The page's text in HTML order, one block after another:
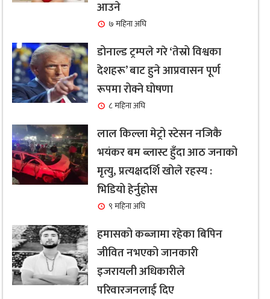
आउने
७ महिना अघि
डोनाल्ड ट्रम्पले गरे ‘तेस्रो विश्वका
देशहरू’ बाट हुने आप्रवासन पूर्ण
रूपमा रोक्ने घोषणा
८ महिना अघि
लाल किल्ला मेट्रो स्टेसन नजिकै
भयंकर बम ब्लास्ट हुँदा आठ जनाको
मृत्यु, प्रत्यक्षदर्शि खोले रहस्य :
भिडियो हेर्नुहोस
९ महिना अघि
हमासको कब्जामा रहेका बिपिन
जीवित नभएको जानकारी
इजरायली अधिकारीले
परिवारजनलाई दिए